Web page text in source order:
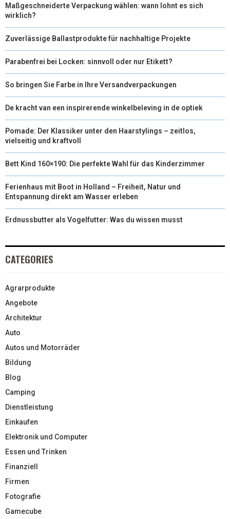
Maßgeschneiderte Verpackung wählen: wann lohnt es sich
wirklich?
Zuverlässige Ballastprodukte für nachhaltige Projekte
Parabenfrei bei Locken: sinnvoll oder nur Etikett?
So bringen Sie Farbe in Ihre Versandverpackungen
De kracht van een inspirerende winkelbeleving in de optiek
Pomade: Der Klassiker unter den Haarstylings – zeitlos,
vielseitig und kraftvoll
Bett Kind 160×190: Die perfekte Wahl für das Kinderzimmer
Ferienhaus mit Boot in Holland – Freiheit, Natur und
Entspannung direkt am Wasser erleben
Erdnussbutter als Vogelfutter: Was du wissen musst
CATEGORIES
Agrarprodukte
Angebote
Architektur
Auto
Autos und Motorräder
Bildung
Blog
Camping
Dienstleistung
Einkaufen
Elektronik und Computer
Essen und Trinken
Finanziell
Firmen
Fotografie
Gamecube